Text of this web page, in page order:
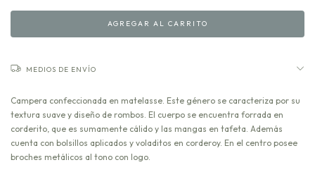
MEDIOS DE ENVÍO
Campera confeccionada en matelasse. Este género se caracteriza por su
textura suave y diseño de rombos. El cuerpo se encuentra forrada en
corderito, que es sumamente cálido y las mangas en tafeta. Además
cuenta con bolsillos aplicados y voladitos en corderoy. En el centro posee
broches metálicos al tono con logo.